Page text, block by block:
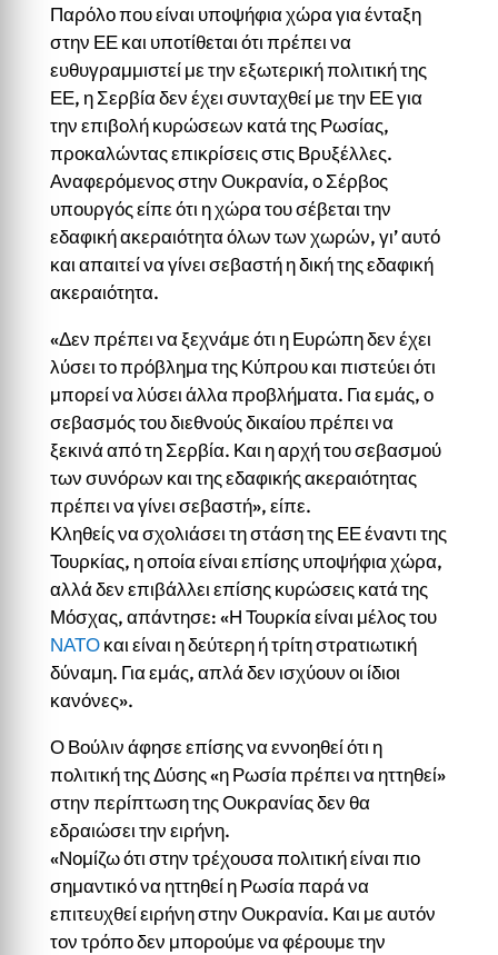
Παρόλο που είναι υποψήφια χώρα για ένταξη
στην ΕΕ και υποτίθεται ότι πρέπει να
ευθυγραμμιστεί με την εξωτερική πολιτική της
ΕΕ, η Σερβία δεν έχει συνταχθεί με την ΕΕ για
την επιβολή κυρώσεων κατά της Ρωσίας,
προκαλώντας επικρίσεις στις Βρυξέλλες.
Αναφερόμενος στην Ουκρανία, ο Σέρβος
υπουργός είπε ότι η χώρα του σέβεται την
εδαφική ακεραιότητα όλων των χωρών, γι’ αυτό
και απαιτεί να γίνει σεβαστή η δική της εδαφική
ακεραιότητα.
«Δεν πρέπει να ξεχνάμε ότι η Ευρώπη δεν έχει
λύσει το πρόβλημα της Κύπρου και πιστεύει ότι
μπορεί να λύσει άλλα προβλήματα. Για εμάς, ο
σεβασμός του διεθνούς δικαίου πρέπει να
ξεκινά από τη Σερβία. Και η αρχή του σεβασμού
των συνόρων και της εδαφικής ακεραιότητας
πρέπει να γίνει σεβαστή», είπε.
Κληθείς να σχολιάσει τη στάση της ΕΕ έναντι της
Τουρκίας, η οποία είναι επίσης υποψήφια χώρα,
αλλά δεν επιβάλλει επίσης κυρώσεις κατά της
Μόσχας, απάντησε: «Η Τουρκία είναι μέλος του
ΝΑΤΟκαι είναι η δεύτερη ή τρίτη στρατιωτική
δύναμη. Για εμάς, απλά δεν ισχύουν οι ίδιοι
κανόνες».
Ο Βούλιν άφησε επίσης να εννοηθεί ότι η
πολιτική της Δύσης «η Ρωσία πρέπει να ηττηθεί»
στην περίπτωση της Ουκρανίας δεν θα
εδραιώσει την ειρήνη.
«Νομίζω ότι στην τρέχουσα πολιτική είναι πιο
σημαντικό να ηττηθεί η Ρωσία παρά να
επιτευχθεί ειρήνη στην Ουκρανία. Και με αυτόν
τον τρόπο δεν μπορούμε να φέρουμε την